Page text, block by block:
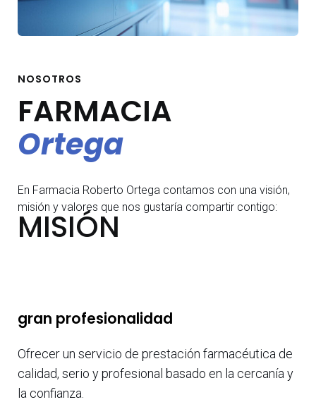
NOSOTROS
FARMACIA
Ortega
En Farmacia Roberto Ortega contamos con una visión,
misión y valores que nos gustaría compartir contigo:
MISIÓN
gran profesionalidad
Ofrecer un servicio de prestación farmacéutica de
calidad, serio y profesional basado en la cercanía y
la confianza.